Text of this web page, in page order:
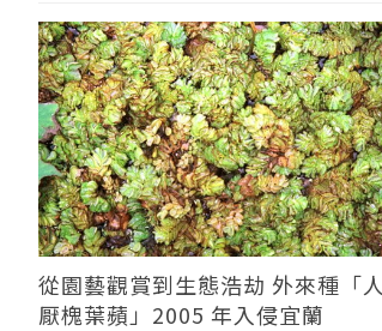
從園藝觀賞到生態浩劫 外來種「人
厭槐葉蘋」2005 年入侵宜蘭